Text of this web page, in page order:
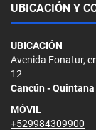
UBICACIÓN Y
UBICACIÓN
Avenida Fonatur,
12
Cancún -
MÓVIL
+529984309900